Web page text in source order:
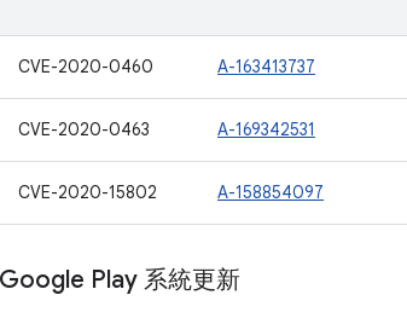
CVE-2020-0460 A-163413737
CVE-2020-0463 A-169342531
CVE-2020-15802 A-158854097
Google Play 系統更新